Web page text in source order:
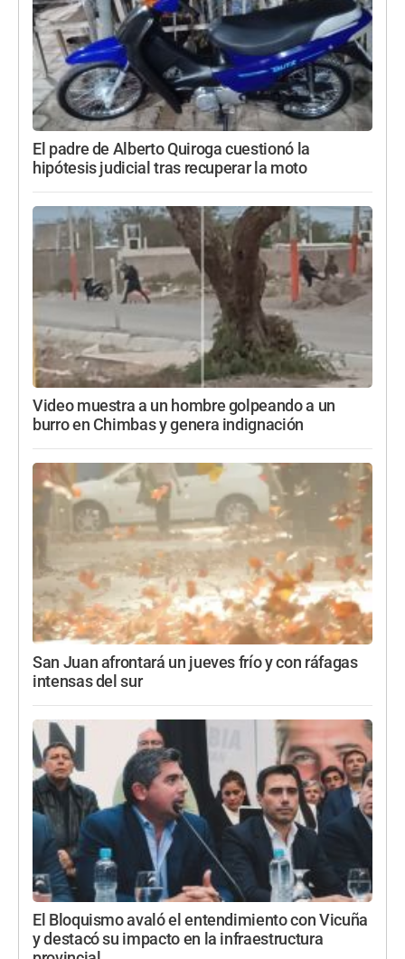
El padre de Alberto Quiroga cuestionó la
hipótesis judicial tras recuperar la moto
Video muestra a un hombre golpeando a un
burro en Chimbas y genera indignación
San Juan afrontará un jueves frío y con ráfagas
intensas del sur
El Bloquismo avaló el entendimiento con Vicuña
y destacó su impacto en la infraestructura